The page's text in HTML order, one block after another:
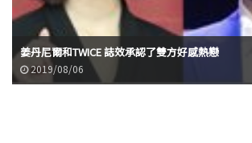
姜丹尼爾和TWICE 誌效承認了雙方好感熱戀
2019/08/06